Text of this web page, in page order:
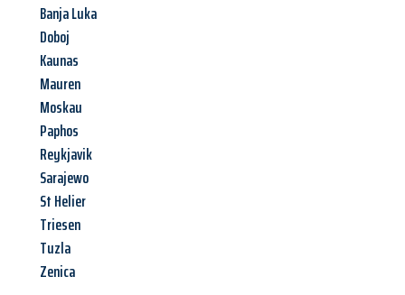
Banja Luka
Doboj
Kaunas
Mauren
Moskau
Paphos
Reykjavik
Sarajewo
St Helier
Triesen
Tuzla
Zenica